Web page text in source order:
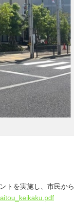
トを実施し、市民から